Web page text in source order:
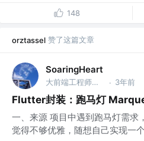
148
orztassel 赞了这篇文章
SoaringHeart
大前端工程师（iOS/Flutter/Vue3） · 3年前
Flutter封装：跑马灯
一、来源 项目中遇到跑马灯需求
觉得不够优雅，随想自己实现一